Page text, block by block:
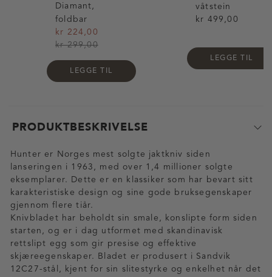
Diamant,
foldbar
kr 224,00
kr 299,00
LEGGE TIL
våtstein
kr 499,00
LEGGE TIL
PRODUKTBESKRIVELSE
Hunter er Norges mest solgte jaktkniv siden
lanseringen i 1963, med over 1,4 millioner solgte
eksemplarer. Dette er en klassiker som har bevart sitt
karakteristiske design og sine gode bruksegenskaper
gjennom flere tiår.
Knivbladet har beholdt sin smale, konslipte form siden
starten, og er i dag utformet med skandinavisk
rettslipt egg som gir presise og effektive
skjæreegenskaper. Bladet er produsert i Sandvik
12C27-stål, kjent for sin slitestyrke og enkelhet når det